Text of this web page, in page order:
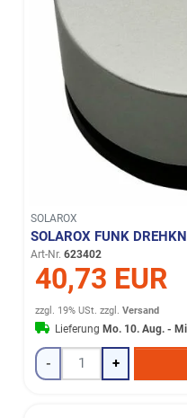
SOLAROX
SOLAROX FUNK
Art-Nr. 623402
40,73 EUR
zzgl. 19% USt. zzgl.Versand
Lieferung Mo. 10. Aug. -
- +